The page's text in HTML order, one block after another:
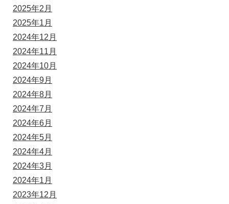
2025年2月
2025年1月
2024年12月
2024年11月
2024年10月
2024年9月
2024年8月
2024年7月
2024年6月
2024年5月
2024年4月
2024年3月
2024年1月
2023年12月